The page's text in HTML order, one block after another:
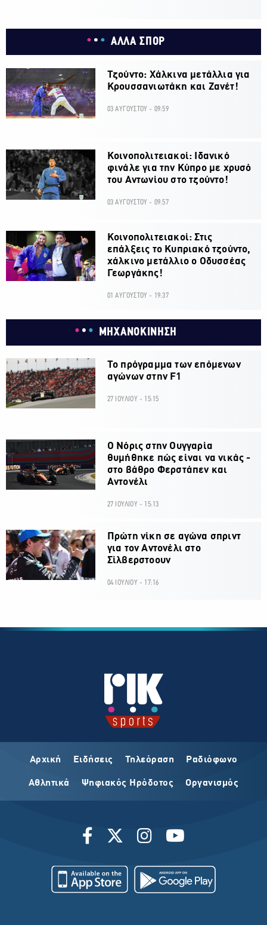
ΑΛΛΑ ΣΠΟΡ
Τζούντο: Χάλκινα μετάλλια για
Κρουσσανιωτάκη και Ζανέτ!
03 ΑΥΓΟΥΣΤΟΥ - 09:59
Κοινοπολιτειακοί: Ιδανικό
φινάλε για την Κύπρο με χρυσό
του Αντωνίου στο τζούντο!
03 ΑΥΓΟΥΣΤΟΥ - 09:57
Κοινοπολιτειακοί: Στις
επάλξεις το Κυπριακό τζούντο,
χάλκινο μετάλλιο ο Οδυσσέας
Γεωργάκης!
01 ΑΥΓΟΥΣΤΟΥ - 19:37
ΜΗΧΑΝΟΚΙΝΗΣΗ
Το πρόγραμμα των επόμενων
αγώνων στην F1
27 ΙΟΥΛΙΟΥ - 15:15
O Νόρις στην Ουγγαρία
θυμήθηκε πώς είναι να νικάς -
στο βάθρο Φερστάπεν και
Αντονέλι
27 ΙΟΥΛΙΟΥ - 15:13
Πρώτη νίκη σε αγώνα σπριντ
για τον Αντονέλι στο
Σίλβερστοουν
04 ΙΟΥΛΙΟΥ - 17:16
Αρχική Ειδήσεις Τηλεόραση Ραδιόφωνο
Αθλητικά Ψηφιακός Ηρόδοτος Οργανισμός